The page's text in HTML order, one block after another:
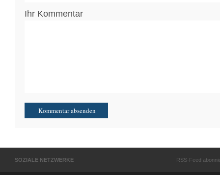
Ihr Kommentar
SOZIALE NETZWERKE RSS-Feed